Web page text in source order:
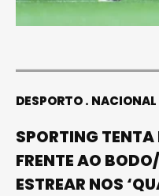
DESPORTO NACIONAL
SPORTING
FRENTE AO
ESTREAR NOS